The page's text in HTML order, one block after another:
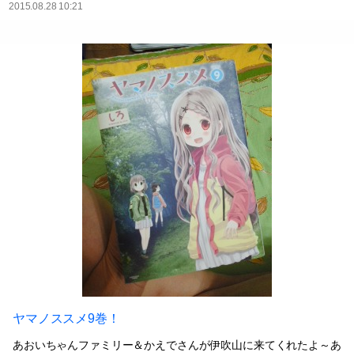
2015.08.28 10:21
ヤマノススメ9巻！
あおいちゃんファミリー＆かえでさんが伊吹山に来てくれたよ～あ